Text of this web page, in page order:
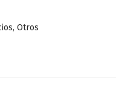
, Otros